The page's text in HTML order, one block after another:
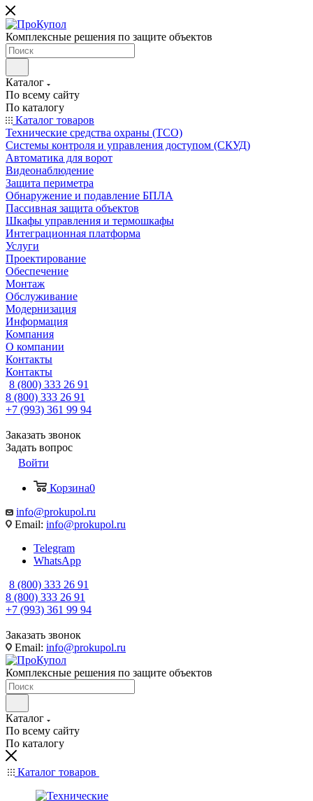
Комплексные решения по защите объектов
Каталог
По всему сайту
По каталогу
Каталог товаров
Технические средства охраны (ТСО)
Системы контроля и управления доступом (СКУД)
Автоматика для ворот
Видеонаблюдение
Защита периметра
Обнаружение и подавление БПЛА
Пассивная защита объектов
Шкафы управления и термошкафы
Интеграционная платформа
Услуги
Проектирование
Обеспечение
Монтаж
Обслуживание
Модернизация
Информация
Компания
О компании
Контакты
Контакты
8 (800) 333 26 91
8 (800) 333 26 91
+7 (993) 361 99 94
Заказать звонок
Задать вопрос
Войти
Корзина0
info@prokupol.ru
Email: info@prokupol.ru
Telegram
WhatsApp
8 (800) 333 26 91
8 (800) 333 26 91
+7 (993) 361 99 94
Заказать звонок
Email: info@prokupol.ru
Комплексные решения по защите объектов
Каталог
По всему сайту
По каталогу
Каталог товаров